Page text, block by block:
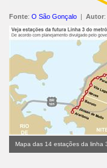
Fonte: O São Gonçalo | Autor:
Mapa das 14 estações da linha